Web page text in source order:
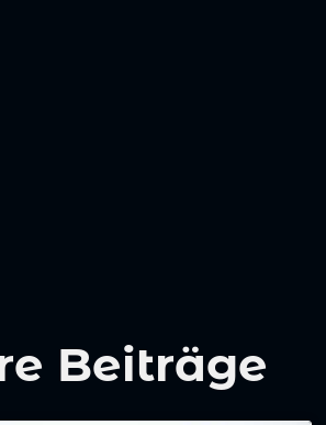
Beiträge